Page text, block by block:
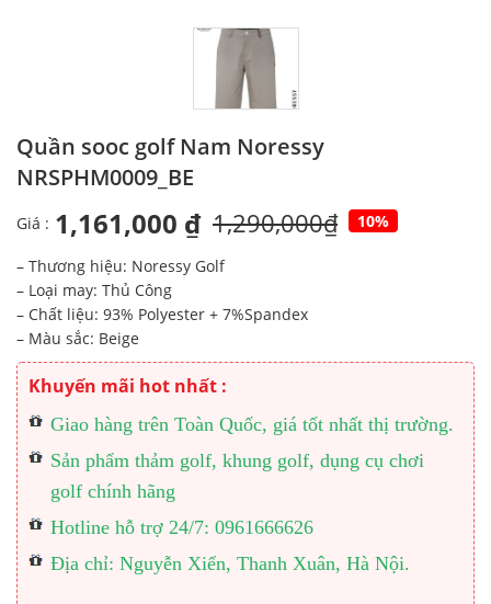
Quần sooc golf Nam Noressy
NRSPHM0009_BE
Giá : 1,161,000 ₫ 1,290,000₫ 10%
– Thương hiệu: Noressy Golf
– Loại may: Thủ Công
– Chất liệu: 93% Polyester + 7%Spandex
– Màu sắc: Beige
Khuyến mãi hot nhất :
Giao hàng trên Toàn Quốc, giá tốt nhất thị trường.
Sản phẩm thảm golf, khung golf, dụng cụ chơi
golf chính hãng
Hotline hỗ trợ 24/7: 0961666626
Địa chỉ: Nguyễn Xiển, Thanh Xuân, Hà Nội.